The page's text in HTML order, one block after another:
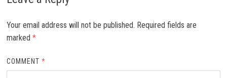
Your email address will not be published. Required fields are
marked *
COMMENT*